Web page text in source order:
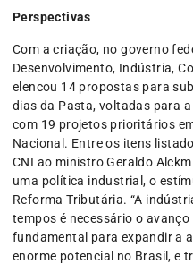
Perspectivas
Com a criação, no governo
Desenvolvimento, Indústria,
elencou 14 propostas para
dias da Pasta, voltadas para
com 19 projetos prioritários
Nacional. Entre os itens
CNI ao ministro Geraldo
uma política industrial, o
Reforma Tributária. “A
tempos é necessário o
fundamental para expandir a
enorme potencial no Brasil, e